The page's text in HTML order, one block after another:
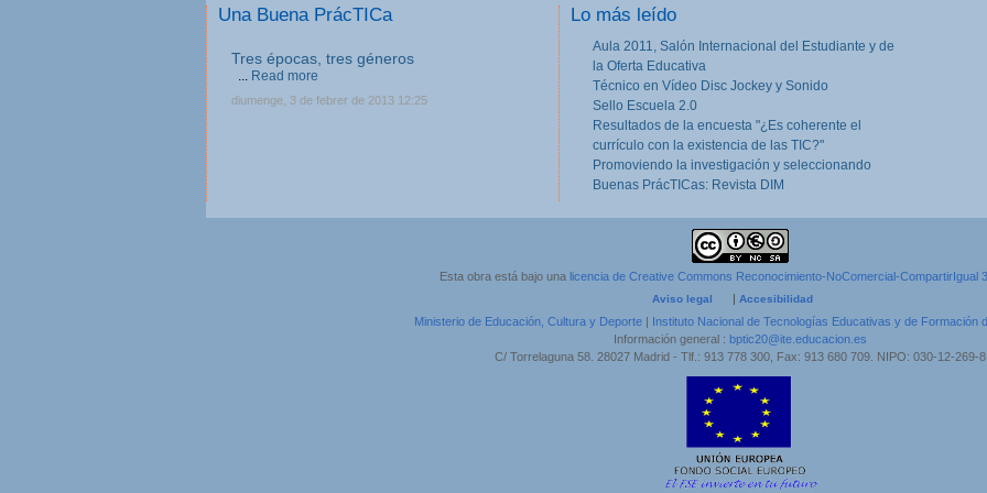
Una Buena PrácTICa
Tres épocas, tres géneros
... Read more
diumenge, 3 de febrer de 2013 12:25
Lo más leído
Aula 2011, Salón Internacional del Estudiante y de
la Oferta Educativa
Técnico en Vídeo Disc Jockey y Sonido
Sello Escuela 2.0
Resultados de la encuesta "¿Es coherente el
currículo con la existencia de las TIC?"
Promoviendo la investigación y seleccionando
Buenas PrácTICas: Revista DIM
Esta obra está bajo una licencia de Creative Commons Reconocimiento-NoComercial-CompartirIgual
Aviso legal Accesibilidad
Ministerio de Educación, Cultura y Deporte
Instituto Nacional de Tecnologías Educativas y de Formación
Información general : bptic20@ite.educacion.es
C/ Torrelaguna 58. 28027 Madrid - Tlf.: 913 778 300, Fax: 913 680 709. NIPO: 030-12-269-8